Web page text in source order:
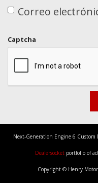
Correo
Captcha
Next-Generation Engine 6 Custom
Dealersocket portfolio of
Copyright © Henry